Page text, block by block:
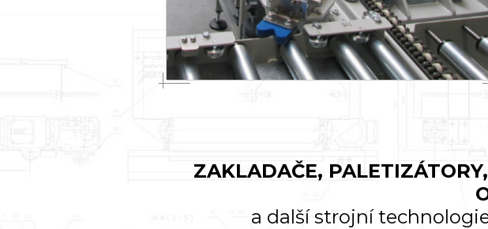
ZAKLADAČE,
a další strojní